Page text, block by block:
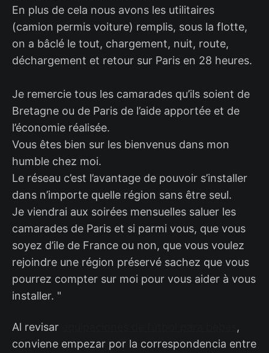
En plus de cela nous avons les utilitaires
(camion permis voiture) remplis, sous la flotte,
on a bâclé le tout, chargement, nuit, route,
déchargement et retour sur Paris en 28 heures.
Je remercie tous les camarades qu’ils soient de
Bretagne ou de Paris de l’aide apportée et de
l’économie réalisée.
Vous êtes bien sur les bienvenus dans mon
humble chez moi.
Le réseau c’est l’avantage de pouvoir s’installer
dans n’importe quelle région sans être seul.
Je viendrai aux soirées mensuelles saluer les
camarades de Paris et si parmi vous, que vous
soyez d’ile de France ou non, que vous voulez
rejoindre une région préservé sachez que vous
pourrez compter sur moi pour vous aider à vous
installer. "
Al revisar
,
conviene empezar por la correspondencia entre